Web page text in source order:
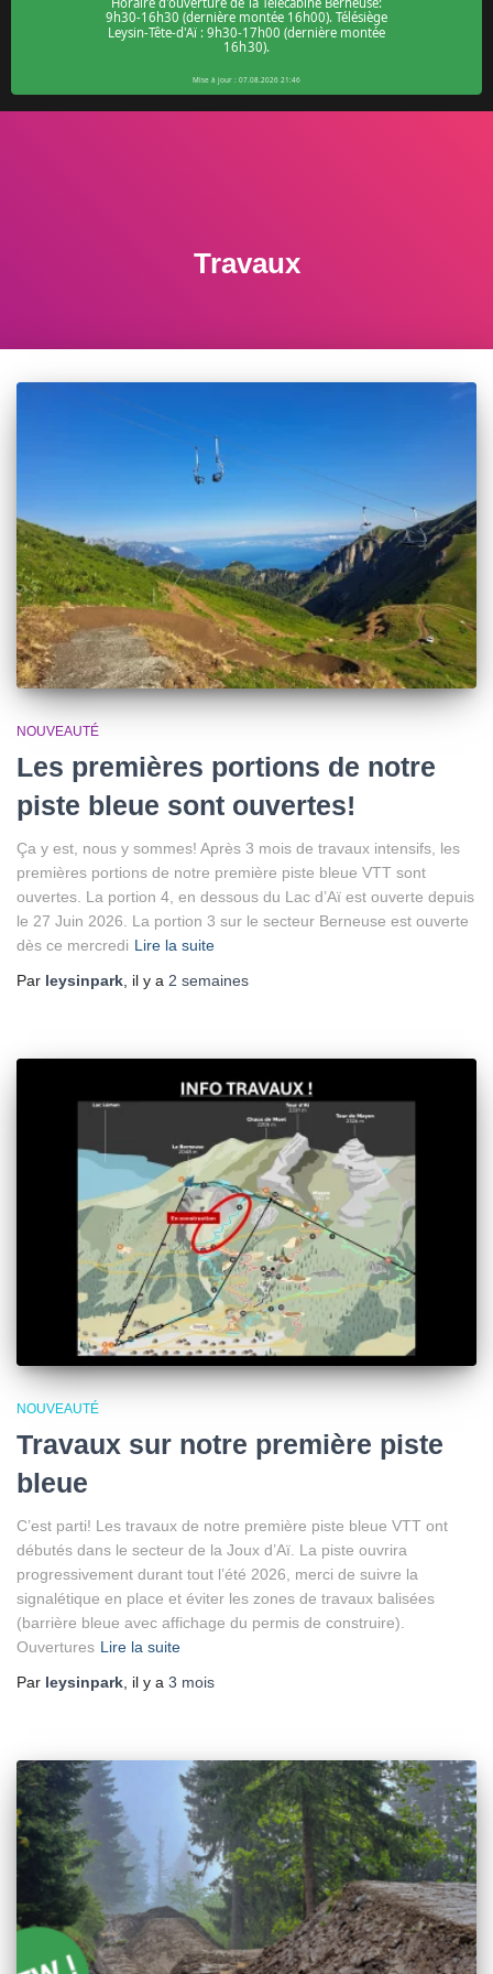
Travaux
NOUVEAUTÉ
Les premières portions de notre
piste bleue sont ouvertes!
Ça y est, nous y sommes! Après 3 mois de travaux intensifs, les
premières portions de notre première piste bleue VTT sont
ouvertes. La portion 4, en dessous du Lac d’Aï est ouverte depuis
le 27 Juin 2026. La portion 3 sur le secteur Berneuse est ouverte
dès ce mercredi Lire la suite
Par leysinpark, il y a 2 semaines
NOUVEAUTÉ
Travaux sur notre première piste
bleue
C’est parti! Les travaux de notre première piste bleue VTT ont
débutés dans le secteur de la Joux d’Aï. La piste ouvrira
progressivement durant tout l’été 2026, merci de suivre la
signalétique en place et éviter les zones de travaux balisées
(barrière bleue avec affichage du permis de construire).
Ouvertures Lire la suite
Par leysinpark , il y a 3 mois